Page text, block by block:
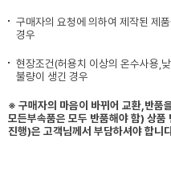
구매자의 요청에 의하여 제작된 제
경우
현장조건(허용치 이상의 온수사용,
불량이 생긴 경우
※ 구매자의 마음이 바뀌어 교환,반품
모든부속품은 모두 반품해야 함) 상
진행)은 고객님께서 부담하셔야 합니